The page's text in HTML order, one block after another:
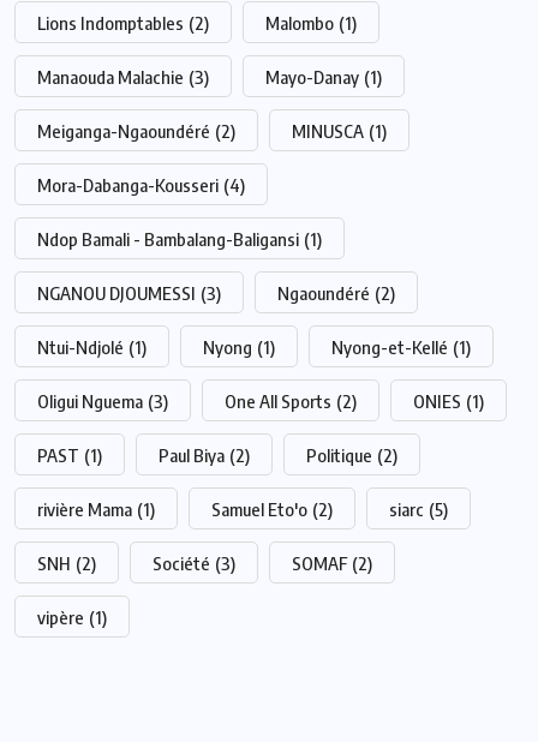
Lions Indomptables (2) Malombo (1)
Manaouda Malachie (3) Mayo-Danay (1)
Meiganga-Ngaoundéré (2) MINUSCA (1)
Mora-Dabanga-Kousseri (4)
Ndop Bamali - Bambalang-Baligansi (1)
NGANOU DJOUMESSI (3) Ngaoundéré (2)
Ntui-Ndjolé (1) Nyong (1) Nyong-et-Kellé (1)
Oligui Nguema (3) One All Sports (2) ONIES (1)
PAST (1) Paul Biya (2) Politique (2)
rivière Mama (1) Samuel Eto'o (2) siarc (5)
SNH (2) Société (3) SOMAF (2)
vipère (1)